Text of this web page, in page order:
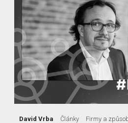
David Vrba Články Firmy a